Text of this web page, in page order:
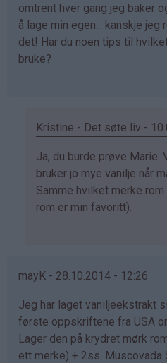
omtrent hver gang jeg baker
å lage min egen... kanskje
det! Har du noen tips til
bruke?
Kristine - Det søte liv -
Som
svar
på
av
bekreftet)
Ja, du burde prøve Marie.
bruker jo mye vanilje når
Samme hvilket merke
rom er min favoritt).
mayK - 28.10.2014 - 12:26
Jeg har laget vaniljeekstrakt
første oppskriftene fra USA
Lager den på krydret mørk
ett merke) + 2ss. Muscovada